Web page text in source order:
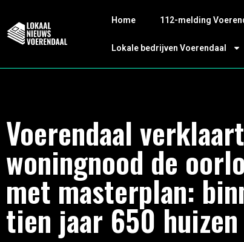
Home 112-melding
Lokale bedrijven Voerendaal
Voerendaal verklaart
woningnood de
met masterplan:
tien jaar 650